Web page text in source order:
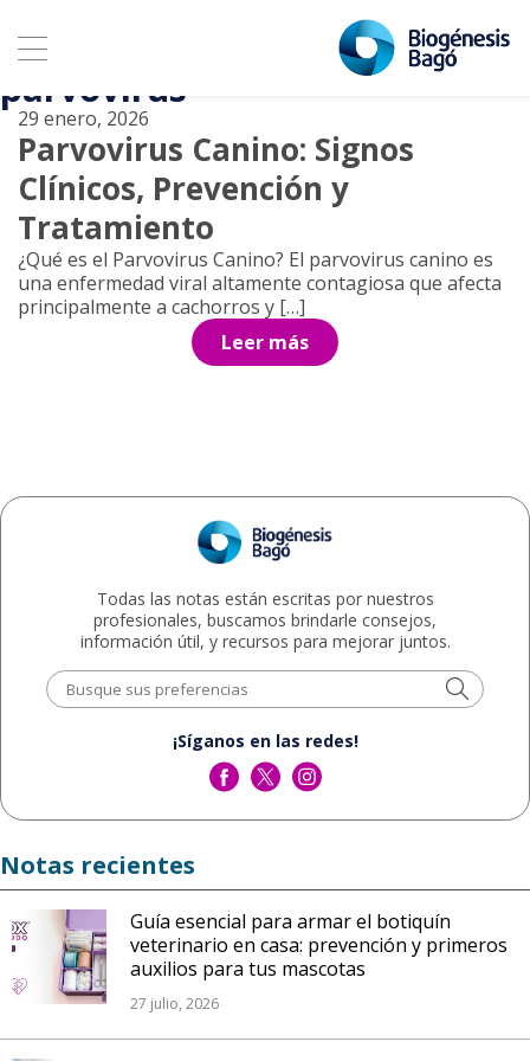
Archivo de etiquetas:
esquema de vacunación
parvovirus
29 enero, 2026
Parvovirus Canino: Signos
Clínicos, Prevención y
Tratamiento
¿Qué es el Parvovirus Canino? El parvovirus canino es
una enfermedad viral altamente contagiosa que afecta
principalmente a cachorros y […]
Leer más
Todas las notas están escritas por nuestros
profesionales, buscamos brindarle consejos,
información útil, y recursos para mejorar juntos.
¡Síganos en las redes!
Notas recientes
Guía esencial para armar el botiquín
veterinario en casa: prevención y primeros
auxilios para tus mascotas
27 julio, 2026